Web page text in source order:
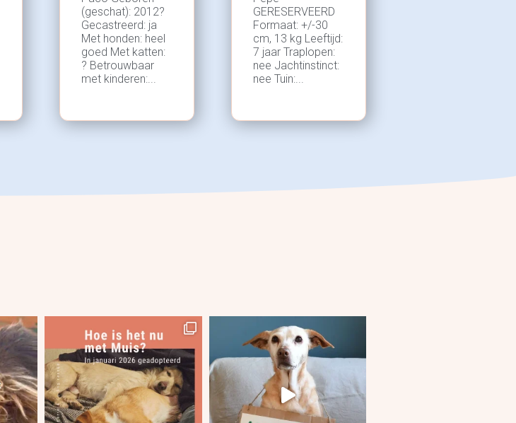
(geschat): 2012?
Gecastreerd: ja
Met honden: heel
goed Met katten:
? Betrouwbaar
met kinderen:...
GERESERVEERD
Formaat: +/-30
cm, 13 kg Leeftijd:
7 jaar Traplopen:
nee Jachtinstinct:
nee Tuin:...